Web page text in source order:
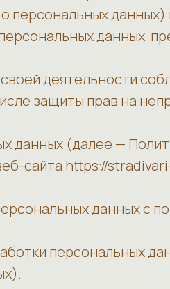
персональных
данных,
деятельности
защиты прав на
данных (далее —
сайта https://
данных с
персональных